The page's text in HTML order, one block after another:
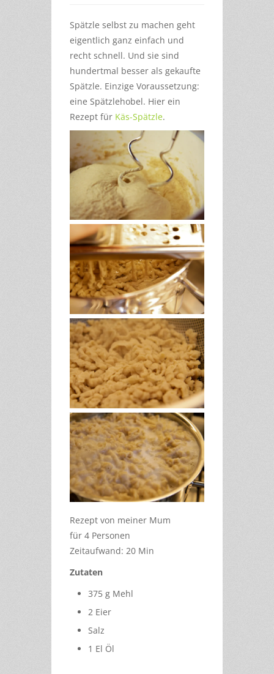
Spätzle selbst zu machen geht
eigentlich ganz einfach und
recht schnell. Und sie sind
hundertmal besser als gekaufte
Spätzle. Einzige Voraussetzung:
eine Spätzlehobel. Hier ein
Rezept für Käs-Spätzle.
Rezept von meiner Mum
für 4 Personen
Zeitaufwand: 20 Min
Zutaten
375 g Mehl
2 Eier
Salz
1 El Öl